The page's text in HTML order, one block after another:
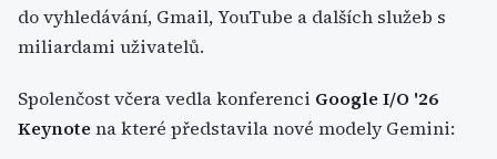
do vyhledávání, Gmail, YouTube a dalších služeb s
miliardami uživatelů.
Spolenčost včera vedla konferenci Google I/O '26
Keynote na které představila nové modely Gemini: